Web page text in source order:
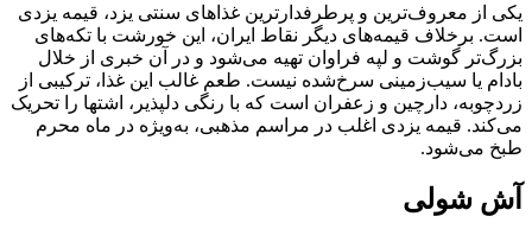
یکی از معروف‌ترین و پرطرفدارترین غذاهای سنتی یزد، قیمه یزدی
است. برخلاف قیمه‌های دیگر نقاط ایران، این خورشت با تکه‌های
بزرگ‌تر گوشت و لپه فراوان تهیه می‌شود و در آن خبری از خلال
بادام یا سیب‌زمینی سرخ‌شده نیست. طعم غالب این غذا، ترکیبی از
زردچوبه، دارچین و زعفران است که با رنگی دلپذیر، اشتها را تحریک
می‌کند. قیمه یزدی اغلب در مراسم مذهبی، به‌ویژه در ماه محرم
طبخ می‌شود.
آش شولی